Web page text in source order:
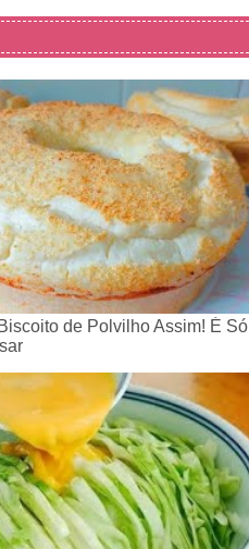
de Polvilho Assim! É Só